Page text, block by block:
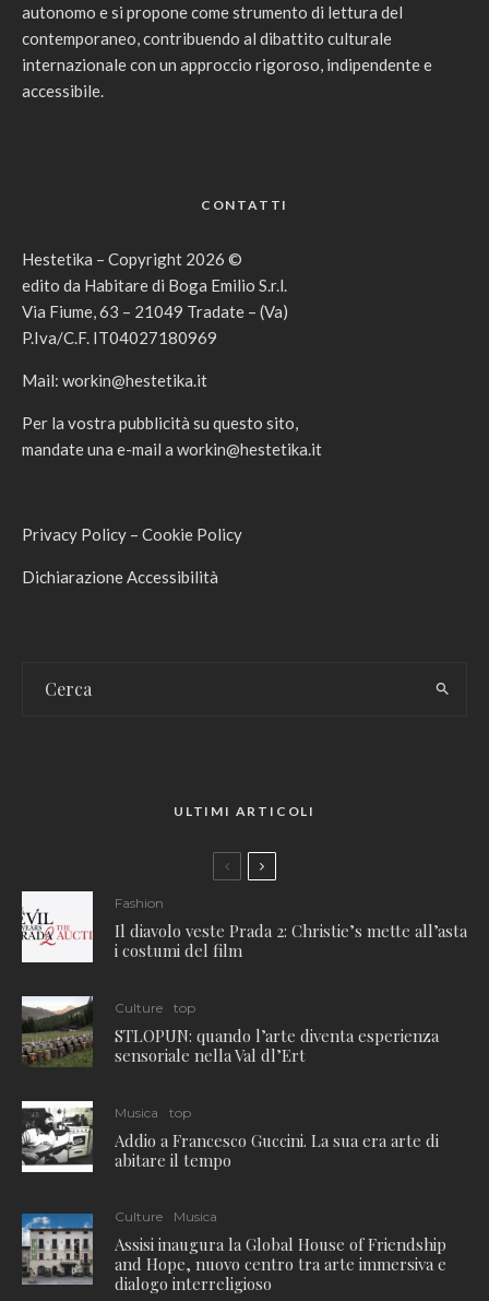
autonomo e si propone come strumento di lettura del
contemporaneo, contribuendo al dibattito culturale
internazionale con un approccio rigoroso, indipendente e
accessibile.
CONTATTI
Hestetika – Copyright 2026 ©
edito da Habitare di Boga Emilio S.r.l.
Via Fiume, 63 – 21049 Tradate – (Va)
P.Iva/C.F. IT04027180969
Mail: workin@hestetika.it
Per la vostra pubblicità su questo sito,
mandate una e-mail a workin@hestetika.it
Privacy Policy – Cookie Policy
Dichiarazione Accessibilità
ULTIMI ARTICOLI
Fashion
Il diavolo veste Prada 2: Christie’s mette all’asta
i costumi del film
Culture top
STLOPUN: quando l’arte diventa esperienza
sensoriale nella Val dl’Ert
Musica top
Addio a Francesco Guccini. La sua era arte di
abitare il tempo
Culture Musica
Assisi inaugura la Global House of Friendship
and Hope, nuovo centro tra arte immersiva e
dialogo interreligioso